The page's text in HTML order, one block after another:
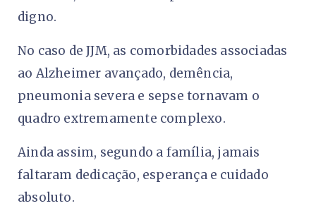
digno.
No caso de JJM, as comorbidades associadas
ao Alzheimer avançado, demência,
pneumonia severa e sepse tornavam o
quadro extremamente complexo.
Ainda assim, segundo a família, jamais
faltaram dedicação, esperança e cuidado
absoluto.